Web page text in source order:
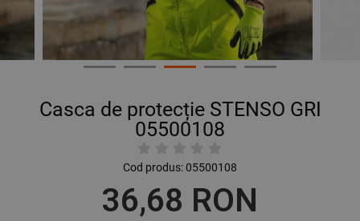
Casca de protecție STENSO GRI
05500108
Cod produs:05500108
36,68 RON